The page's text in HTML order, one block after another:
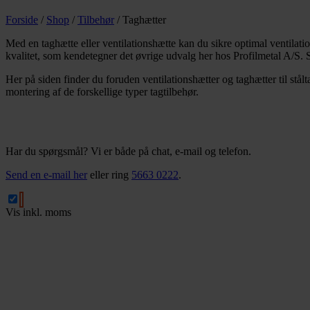
Forside / Shop / Tilbehør / Taghætter
Med en taghætte eller ventilationshætte kan du sikre optimal
kvalitet, som kendetegner det øvrige udvalg her hos Profilmetal A/
Her på siden finder du foruden ventilationshætter og taghætter til
montering af de forskellige typer tagtilbehør.
Har du spørgsmål? Vi er både på chat, e-mail og telefon.
Send en e-mail her eller ring 5663 0222.
Vis inkl. moms